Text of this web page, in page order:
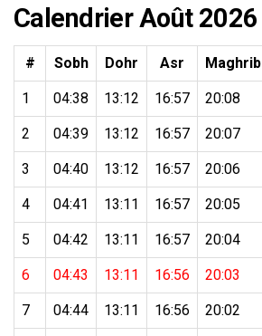
Calendrier Août 2026
# Sobh Dohr Asr Maghrib
1 04:38 13:12 16:57 20:08
2 04:39 13:12 16:57 20:07
3 04:40 13:12 16:57 20:06
4 04:41 13:11 16:57 20:05
5 04:42 13:11 16:57 20:04
6 04:43 13:11 16:56 20:03
7 04:44 13:11 16:56 20:02